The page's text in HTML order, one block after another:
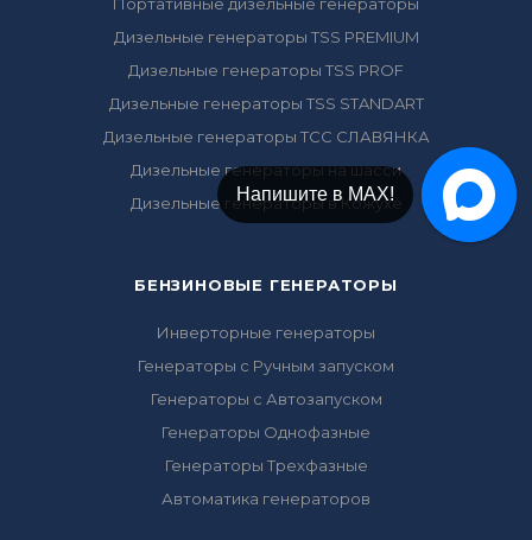
Дизельные генераторы TSS PREMIUM
Дизельные генераторы TSS PROF
Дизельные генераторы TSS STANDART
Дизельные генераторы ТСС СЛАВЯНКА
Дизельные генераторы на шасси
Дизельные генераторы в Кожухе
БЕНЗИНОВЫЕ ГЕНЕРАТОРЫ
Инверторные генераторы
Генераторы с Ручным запуском
Генераторы с Автозапуском
Генераторы Однофазные
Генераторы Трехфазные
Автоматика генераторов
Напишите в Telegram!